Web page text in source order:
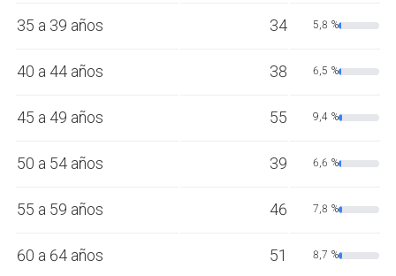
35 a 39 años 34 5,8 %
40 a 44 años 38 6,5 %
45 a 49 años 55 9,4 %
50 a 54 años 39 6,6 %
55 a 59 años 46 7,8 %
60 a 64 años 51 8,7 %